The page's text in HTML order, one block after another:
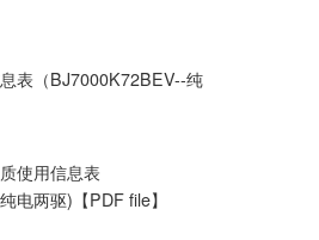
表（BJ7000K72BEV--纯
使用信息表
电两驱)【PDF file】